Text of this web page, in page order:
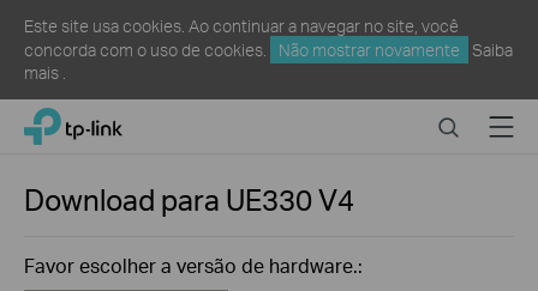
Este site usa cookies. Ao continuar a navegar no site, você
concorda com o uso de cookies.
Não mostrar novamente
Saiba
mais
Click
navigation
TP-Link, Reliably Smart SearchMenu
Download para UE330V4
Favor escolher a versão de hardware.: